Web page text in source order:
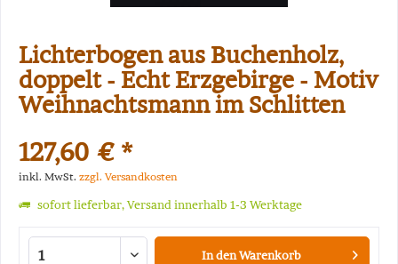
Lichterbogen aus Buchenholz,
doppelt - Echt Erzgebirge - Motiv
Weihnachtsmann im Schlitten
127,60 € *
inkl. MwSt. zzgl. Versandkosten
sofort lieferbar, Versand innerhalb 1-3 Werktage
In denWarenkorb